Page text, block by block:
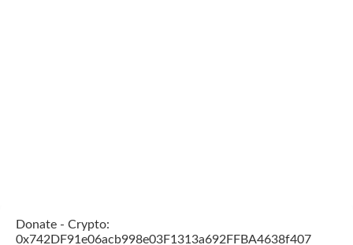
Donate - Crypto:
0x742DF91e06acb998e03F1313a692FFBA4638f407